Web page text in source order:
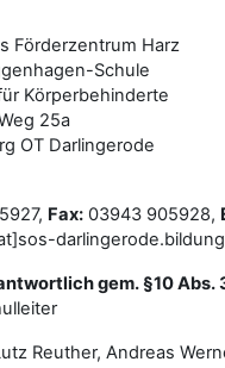
Förderzentrum Harz
Schule
Körperbehinderte
25a
OT Darlingerode
Fax: 03943 905928,
gem. §10 Abs.
Reuther, Andreas